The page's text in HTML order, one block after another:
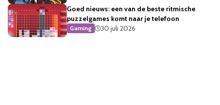
Goed nieuws: een van de beste ritmische
puzzelgames komt naar je telefoon
Gaming 30 juli 2026